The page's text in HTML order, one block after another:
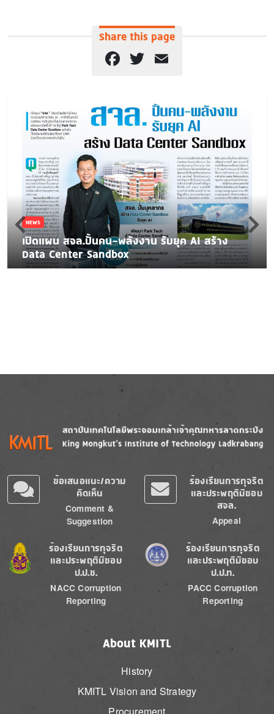
Share this page
Facebook
Twitter
NEWS
เปิดแผน สจล.ปั้นคน-พลังงาน รับยุค AI สร้าง
Data Center Sandbox
Image
ข้อเสนอแนะ/ความ
คิดเห็น
Comment &
Suggestion
ร้องเรียนการทุจริต
และประพฤติมิชอบ
สจล.
Appeal
Image
ร้องเรียนการทุจริต
และประพฤติมิชอบ
ป.ป.ช.
NACC Corruption
Reporting
Image
ร้องเรียนการทุจริต
และประพฤติมิชอบ
ป.ป.ท.
PACC Corruption
Reporting
About KMITL
History
KMITL Vision and Strategy
Procurement